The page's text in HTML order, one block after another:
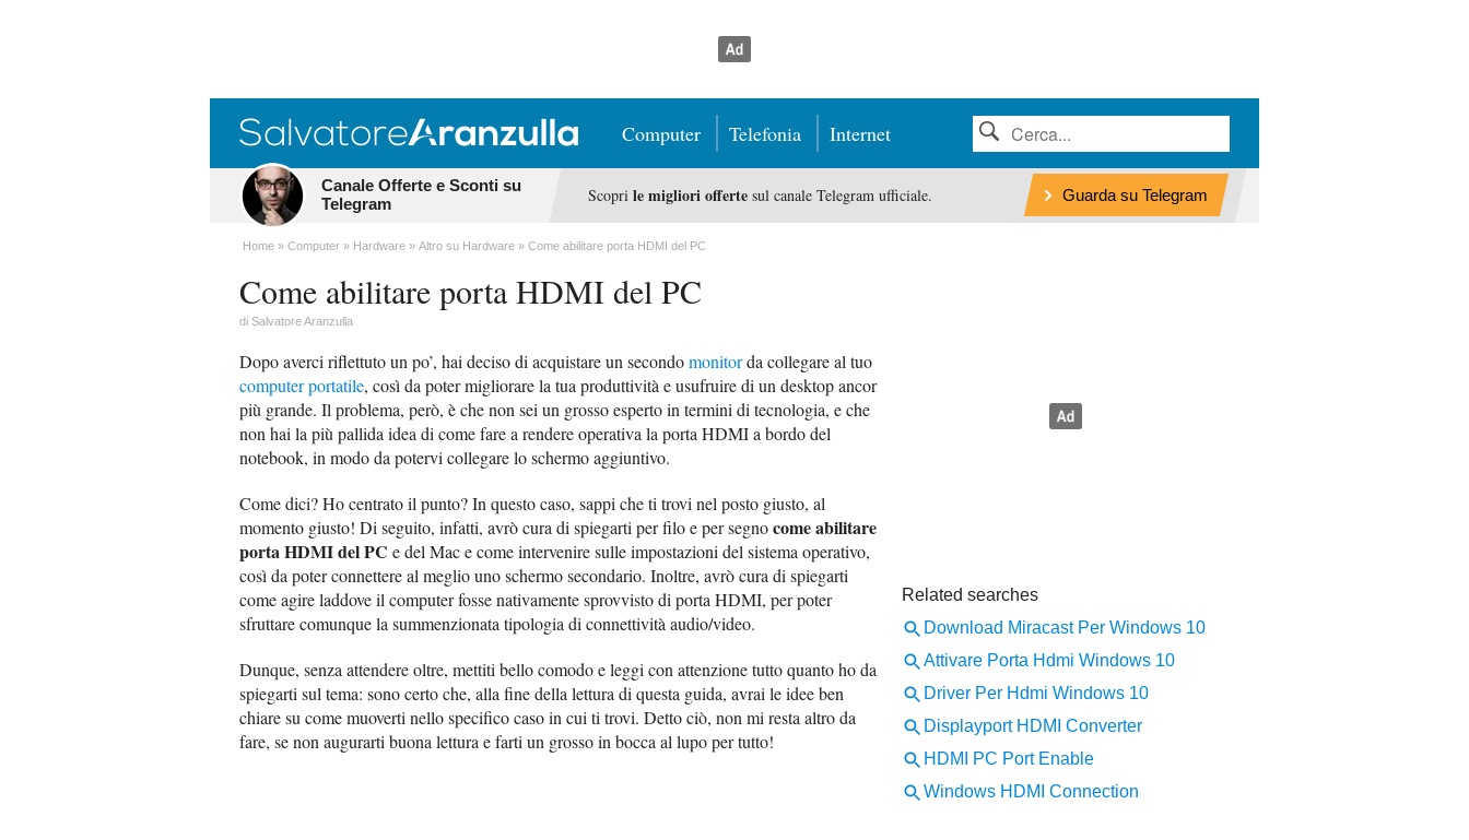
Computer Telefonia Internet
Canale Offerte e Sconti su
Telegram
Scopri le migliori offertesul canale Telegram ufficiale. Guarda su Telegram
Home Computer Hardware Altro su Hardware Come abilitare porta HDMI del PC
Come abilitare porta HDMI del PC
di Salvatore Aranzulla
Dopo averci riflettuto un po’, hai deciso di acquistare un secondomonitorda collegare al tuo
computer portatile, così da poter migliorare la tua produttività e usufruire di un desktop ancor
più grande. Il problema, però, è che non sei un grosso esperto in termini di tecnologia, e che
non hai la più pallida idea di come fare a rendere operativa la porta HDMI a bordo del
notebook, in modo da potervi collegare lo schermo aggiuntivo.
Come dici? Ho centrato il punto? In questo caso, sappi che ti trovi nel posto giusto, al
momento giusto! Di seguito, infatti, avrò cura di spiegarti per filo e per segnocome abilitare
porta HDMI del PC e del Mac e come intervenire sulle impostazioni del sistema operativo,
così da poter connettere al meglio uno schermo secondario. Inoltre, avrò cura di spiegarti
come agire laddove il computer fosse nativamente sprovvisto di porta HDMI, per poter
sfruttare comunque la summenzionata tipologia di connettività audio/video.
Dunque, senza attendere oltre, mettiti bello comodo e leggi con attenzione tutto quanto ho da
spiegarti sul tema: sono certo che, alla fine della lettura di questa guida, avrai le idee ben
chiare su come muoverti nello specifico caso in cui ti trovi. Detto ciò, non mi resta altro da
fare, se non augurarti buona lettura e farti un grosso in bocca al lupo per tutto!